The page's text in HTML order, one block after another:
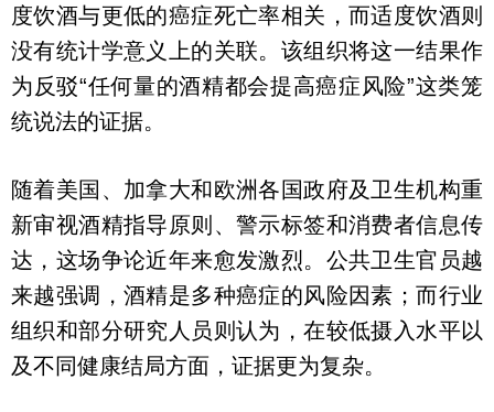
度饮酒与更低的癌症死亡率相关，而适度饮酒则
没有统计学意义上的关联。该组织将这一结果作
为反驳“任何量的酒精都会提高癌症风险”这类笼
统说法的证据。
随着美国、加拿大和欧洲各国政府及卫生机构重
新审视酒精指导原则、警示标签和消费者信息传
达，这场争论近年来愈发激烈。公共卫生官员越
来越强调，酒精是多种癌症的风险因素；而行业
组织和部分研究人员则认为，在较低摄入水平以
及不同健康结局方面，证据更为复杂。